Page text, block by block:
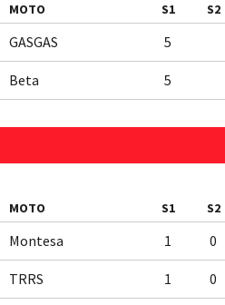
MOTO S1 S2
GASGAS 5
Beta 5
MOTO S1 S2
Montesa 1 0
TRRS 1 0